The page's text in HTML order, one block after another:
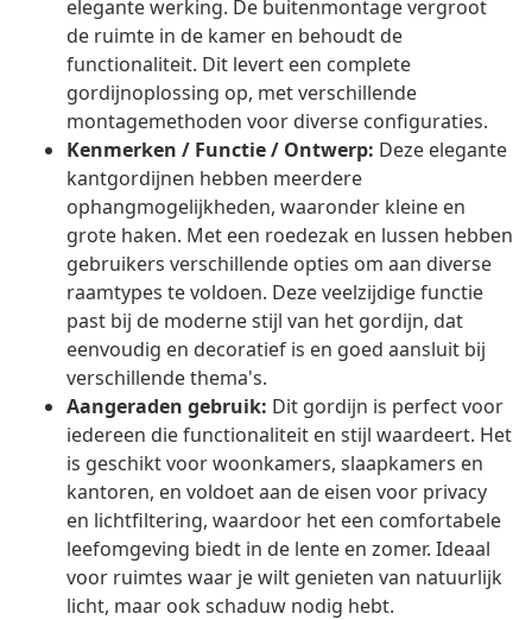
elegante werking. De buitenmontage vergroot
de ruimte in de kamer en behoudt de
functionaliteit. Dit levert een complete
gordijnoplossing op, met verschillende
montagemethoden voor diverse configuraties.
Kenmerken / Functie / Ontwerp: Deze elegante
kantgordijnen hebben meerdere
ophangmogelijkheden, waaronder kleine en
grote haken. Met een roedezak en lussen hebben
gebruikers verschillende opties om aan diverse
raamtypes te voldoen. Deze veelzijdige functie
past bij de moderne stijl van het gordijn, dat
eenvoudig en decoratief is en goed aansluit bij
verschillende thema's.
Aangeraden gebruik: Dit gordijn is perfect voor
iedereen die functionaliteit en stijl waardeert. Het
is geschikt voor woonkamers, slaapkamers en
kantoren, en voldoet aan de eisen voor privacy
en lichtfiltering, waardoor het een comfortabele
leefomgeving biedt in de lente en zomer. Ideaal
voor ruimtes waar je wilt genieten van natuurlijk
licht, maar ook schaduw nodig hebt.